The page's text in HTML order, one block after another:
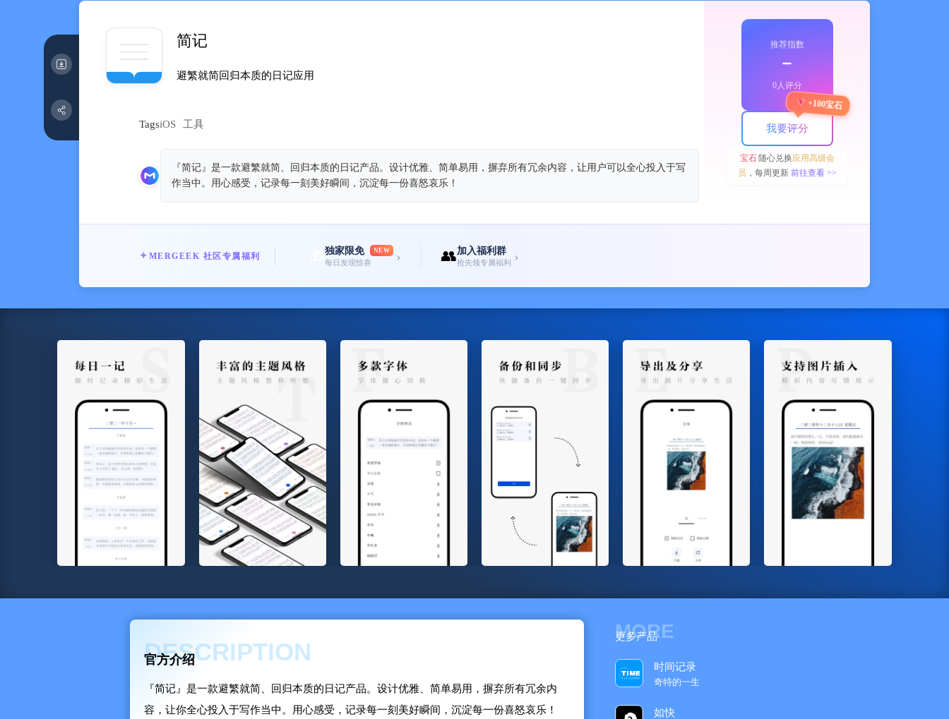
简记
避繁就简回归本质的日记应用
TagsiOS 工具
『简记』是一款避繁就简、回归本质的日记产品。设计优雅、简单易用，摒弃所有冗余内容，让用户可以全心投入于写
作当中。用心感受，记录每一刻美好瞬间，沉淀每一份喜怒哀乐！
推荐指数
﹣
0人评分
我要评分
+100宝石
宝石随心兑换应用高级会
员 ，每周更新 前往查看 >>
✦ MERGEEK 社区专属福利 独家限免 NEW
每日发现惊喜 › 👥加入福利群
抢先领专属福利 ›
DESCRIPTION
官方介绍
『简记』是一款避繁就简、回归本质的日记产品。设计优雅、简单易用，摒弃所有冗余内
容，让你全心投入于写作当中。用心感受，记录每一刻美好瞬间，沉淀每一份喜怒哀乐！
MORE
更多产品
时间记录
奇特的一生
如快